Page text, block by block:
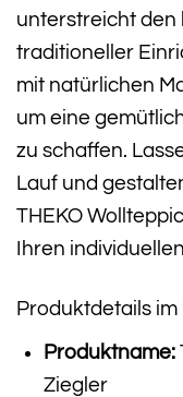
unterstreicht den
traditioneller
mit natürlichen
um eine
zu schaffen.
Lauf und
THEKO
Ihren
Produktdetails im
Produktname:
Ziegler